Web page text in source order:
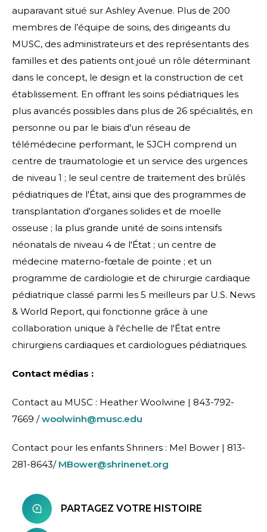
auparavant situé sur Ashley Avenue. Plus de 200
membres de l’équipe de soins, des dirigeants du
MUSC, des administrateurs et des représentants des
familles et des patients ont joué un rôle déterminant
dans le concept, le design et la construction de cet
établissement. En offrant les soins pédiatriques les
plus avancés possibles dans plus de 26 spécialités, en
personne ou par le biais d'un réseau de
télémédecine performant, le SJCH comprend un
centre de traumatologie et un service des urgences
de niveau 1 ; le seul centre de traitement des brûlés
pédiatriques de l'État, ainsi que des programmes de
transplantation d'organes solides et de moelle
osseuse ; la plus grande unité de soins intensifs
néonatals de niveau 4 de l'État ; un centre de
médecine materno-fœtale de pointe ; et un
programme de cardiologie et de chirurgie cardiaque
pédiatrique classé parmi les 5 meilleurs par U.S. News
& World Report, qui fonctionne grâce à une
collaboration unique à l'échelle de l'État entre
chirurgiens cardiaques et cardiologues pédiatriques.
Contact médias :
Contact au MUSC : Heather Woolwine | 843-792-
7669 /woolwinh@musc.edu
Contact pour les enfants Shriners : Mel Bower | 813-
281-8643/ MBower@shrinenet.org
PARTAGEZ VOTRE HISTOIRE